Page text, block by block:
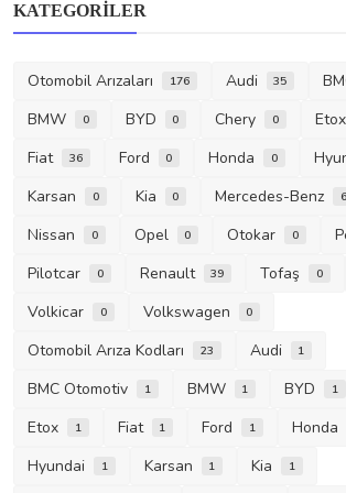
KATEGORILER
Otomobil Arızaları 176 Audi 35
BMW 0 BYD 0 Chery 0 Etox
Fiat 36 Ford 0 Honda 0
Karsan 0 Kia 0 Mercedes-Benz
Nissan 0 Opel 0 Otokar 0
Pilotcar 0 Renault 39 Tofaş 0
Volkicar 0 Volkswagen 0
Otomobil Arıza Kodları 23 Audi 1
BMC Otomotiv 1 BMW 1 BYD 1
Etox 1 Fiat 1 Ford 1 Honda
Hyundai 1 Karsan 1 Kia 1